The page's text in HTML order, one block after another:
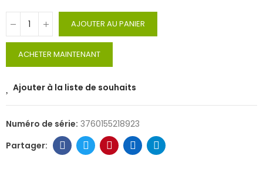
AJOUTER AU PANIER
ACHETER MAINTENANT
Ajouter à la liste de souhaits
Numéro de série: 3760155218923